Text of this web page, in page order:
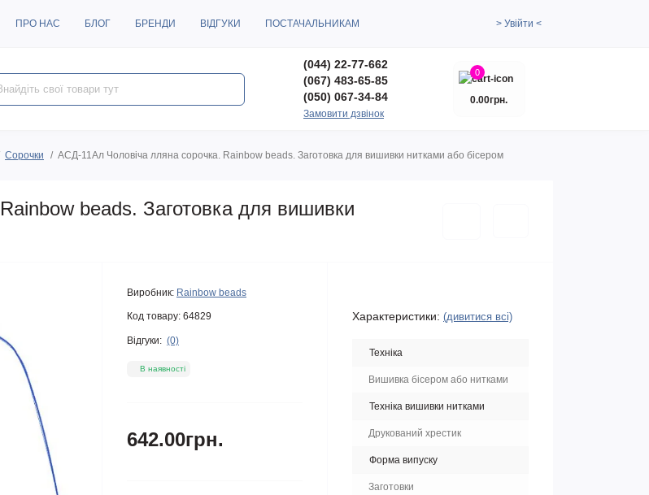
ПРО НАС БЛОГ БРЕНДИ ВІДГУКИ ПОСТАЧАЛЬНИКАМ > Увійти <
(044) 22-77-662
(067) 483-65-85
(050) 067-34-84
Замовити дзвінок
0
0.00грн.
Сорочки АСД-11Ал Чоловіча лляна сорочка. Rainbow beads. Заготовка для вишивки нитками або бісером
beads. Заготовка для вишивки
Виробник: Rainbow beads
Код товару: 64829
Відгуки: (0)
В наявності
642.00грн.
Характеристики: (дивитися всі)
Техніка
Вишивка бісером або нитками
Техніка вишивки нитками
Друкований хрестик
Форма випуску
Заготовки